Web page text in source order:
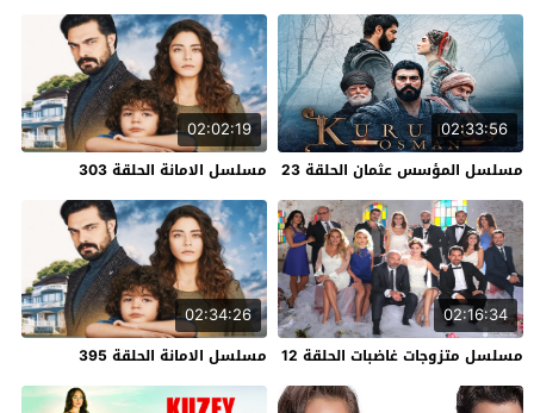
02:33:56
مسلسل المؤسس عثمان الحلقة 23
02:02:19
مسلسل الامانة الحلقة 303
02:16:34
مسلسل متزوجات غاضبات الحلقة 12
02:34:26
مسلسل الامانة الحلقة 395